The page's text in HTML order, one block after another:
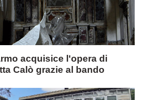
acquisice l'opera di
Calò grazie al bando